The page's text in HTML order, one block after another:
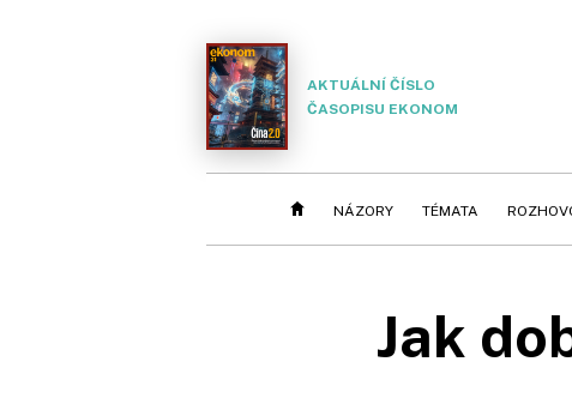
AKTUÁLNÍ ČÍSLO
ČASOPISU EKONOM
NÁZORY TÉMATA
Jak